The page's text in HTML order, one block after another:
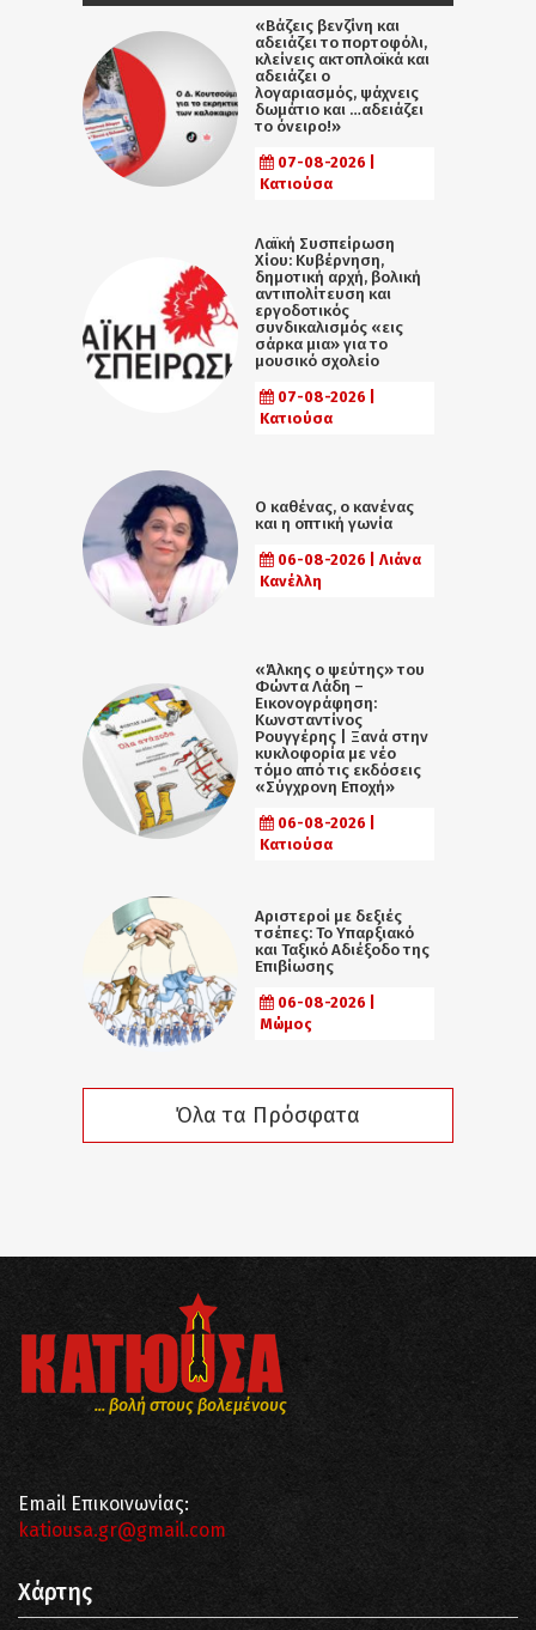
«Βάζεις βενζίνη και
αδειάζει το πορτοφόλι,
κλείνεις ακτοπλοϊκά και
αδειάζει ο
λογαριασμός, ψάχνεις
δωμάτιο και …αδειάζει
το όνειρο!»
07-08-2026 |
Κατιούσα
Λαϊκή Συσπείρωση
Χίου: Κυβέρνηση,
δημοτική αρχή, βολική
αντιπολίτευση και
εργοδοτικός
συνδικαλισμός «εις
σάρκα μια» για το
μουσικό σχολείο
07-08-2026 |
Κατιούσα
Ο καθένας, ο κανένας
και η οπτική γωνία
06-08-2026 | Λιάνα
Κανέλλη
«Άλκης ο ψεύτης» του
Φώντα Λάδη –
Εικονογράφηση:
Κωνσταντίνος
Ρουγγέρης | Ξανά στην
κυκλοφορία με νέο
τόμο από τις εκδόσεις
«Σύγχρονη Εποχή»
06-08-2026 |
Κατιούσα
Αριστεροί με δεξιές
τσέπες: Το Υπαρξιακό
και Ταξικό Αδιέξοδο της
Επιβίωσης
06-08-2026 |
Μώμος
Όλα τα Πρόσφατα
... βολή στους βολεμένους
Email Επικοινωνίας:
katiousa.gr@gmail.com
Χάρτης